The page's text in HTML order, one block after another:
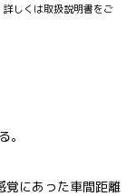
しくは取扱説明書をご
。
覚にあった車間距離